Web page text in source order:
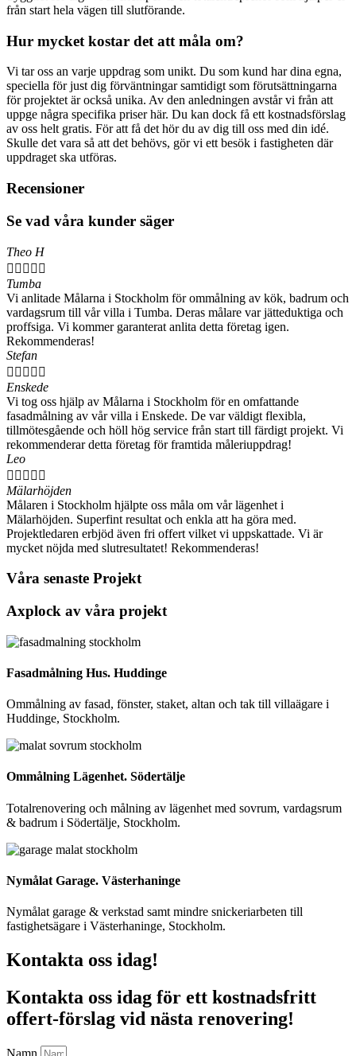
från start hela vägen till slutförande.
Hur mycket kostar det att måla om?
Vi tar oss an varje uppdrag som unikt. Du som kund har dina egna,
speciella för just dig förväntningar samtidigt som förutsättningarna
för projektet är också unika. Av den anledningen avstår vi från att
uppge några specifika priser här. Du kan dock få ett kostnadsförslag
av oss helt gratis. För att få det hör du av dig till oss med din idé.
Skulle det vara så att det behövs, gör vi ett besök i fastigheten där
uppdraget ska utföras.
Recensioner
Se vad våra kunder säger
Theo H
    
Tumba
Vi anlitade Målarna i Stockholm för ommålning av kök, badrum och
vardagsrum till vår villa i Tumba. Deras målare var jätteduktiga och
proffsiga. Vi kommer garanterat anlita detta företag igen.
Rekommenderas!
Stefan
    
Enskede
Vi tog oss hjälp av Målarna i Stockholm för en omfattande
fasadmålning av vår villa i Enskede. De var väldigt flexibla,
tillmötesgående och höll hög service från start till färdigt projekt. Vi
rekommenderar detta företag för framtida måleriuppdrag!
Leo
    
Mälarhöjden
Målaren i Stockholm hjälpte oss måla om vår lägenhet i
Mälarhöjden. Superfint resultat och enkla att ha göra med.
Projektledaren erbjöd även fri offert vilket vi uppskattade. Vi är
mycket nöjda med slutresultatet! Rekommenderas!
Våra senaste Projekt
Axplock av våra projekt
Fasadmålning Hus. Huddinge
Ommålning av fasad, fönster, staket, altan och tak till villaägare i
Huddinge, Stockholm.
Ommålning Lägenhet. Södertälje
Totalrenovering och målning av lägenhet med sovrum, vardagsrum
& badrum i Södertälje, Stockholm.
Nymålat Garage. Västerhaninge
Nymålat garage & verkstad samt mindre snickeriarbeten till
fastighetsägare i Västerhaninge, Stockholm.
Kontakta oss idag!
Kontakta oss idag för ett kostnadsfritt
offert-förslag vid nästa renovering!
Namn